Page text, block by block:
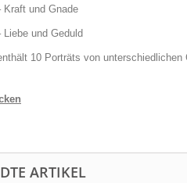
Kraft und Gnade
und Geduld
10 Porträts von unterschiedlichen
ARTIKEL